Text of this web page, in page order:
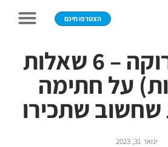
הצטרפו חינם
חתימה ירוקה – 6 שאלות
על חתימה
שחשוב שתכירו
ינואר 31, 2023